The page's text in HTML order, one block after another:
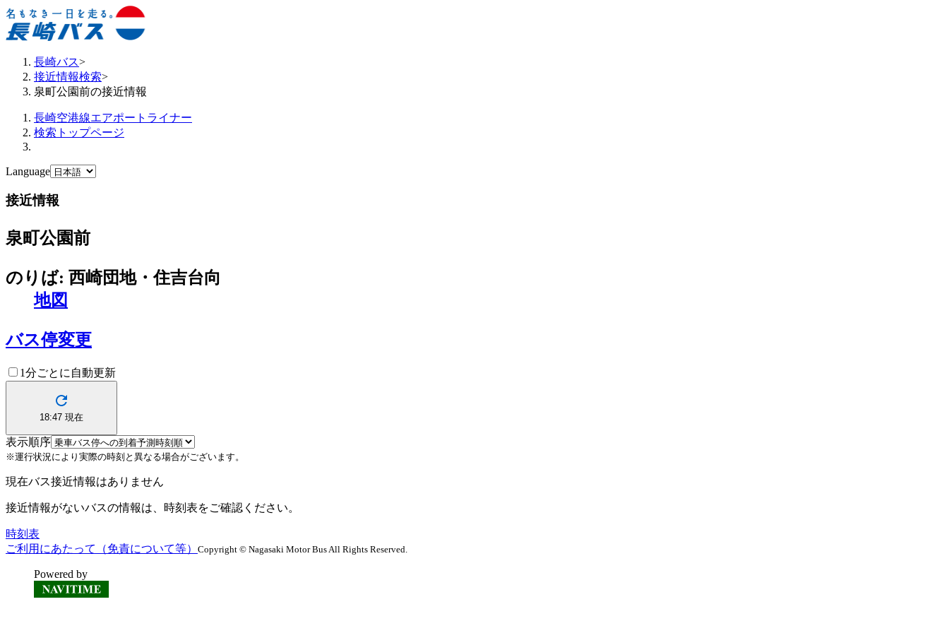
長崎バス>
接近情報検索>
泉町公園前の接近情報
長崎空港線エアポートライナー
検索トップページ
Language
接近情報
泉町公園前
のりば: 西崎団地・住吉台向
地図
バス停変更
1分ごとに自動更新
18:47 現在
表示順序
※運行状況により実際の時刻と異なる場合がございます。
現在バス接近情報はありません
接近情報がないバスの情報は、時刻表をご確認ください。
時刻表
ご利用にあたって（免責について等） Copyright © Nagasaki Motor Bus All Rights Reserved.
Powered by